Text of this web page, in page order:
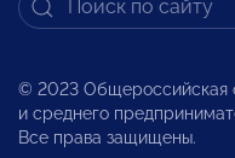
© 2023 Общероссийская
и среднего
Все права защищены.